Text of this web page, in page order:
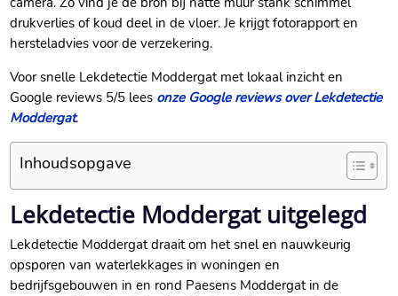
drukverlies of koud deel in de vloer. Je krijgt fotorapport en
hersteladvies voor de verzekering.
Voor snelle Lekdetectie Moddergat met lokaal inzicht en
Google reviews 5/5 lees onze Google reviews over Lekdetectie
Moddergat.
Inhoudsopgave
Lekdetectie Moddergat uitgelegd
Lekdetectie Moddergat draait om het snel en nauwkeurig
opsporen van waterlekkages in woningen en
bedrijfsgebouwen in en rond Paesens Moddergat in de